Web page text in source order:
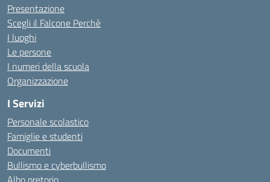
Presentazione
Scegli il Falcone Perchè
I luoghi
Le persone
I numeri della scuola
Organizzazione
I Servizi
Personale scolastico
Famiglie e studenti
Documenti
Bullismo e cyberbullismo